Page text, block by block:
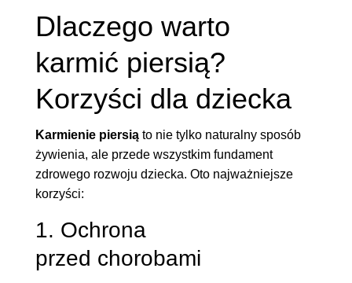
Dlaczego warto
karmić piersią?
Korzyści dla dziecka
Karmienie piersiąto nie tylko naturalny sposób
żywienia, ale przede wszystkim fundament
zdrowego rozwoju dziecka. Oto najważniejsze
korzyści:
1. Ochrona
przed chorobami